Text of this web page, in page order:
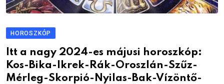
HOROSZKÓP
Itt a nagy 2024-es májusi horoszkóp:
Kos-Bika-Ikrek-Rák-Oroszlán-Szűz-
Mérleg-Skorpió-Nyilas-Bak-Vízöntő-